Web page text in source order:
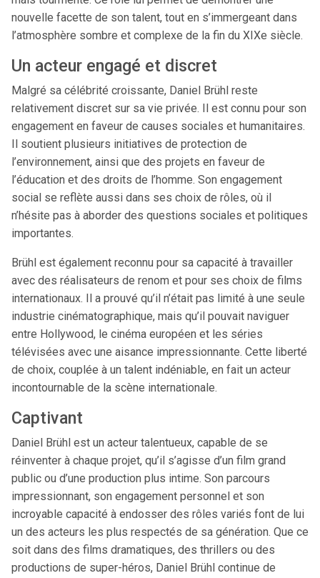
nouvelle facette de son talent, tout en s’immergeant dans
l’atmosphère sombre et complexe de la fin du XIXe siècle.
Un acteur engagé et discret
Malgré sa célébrité croissante, Daniel Brühl reste
relativement discret sur sa vie privée. Il est connu pour son
engagement en faveur de causes sociales et humanitaires.
Il soutient plusieurs initiatives de protection de
l’environnement, ainsi que des projets en faveur de
l’éducation et des droits de l’homme. Son engagement
social se reflète aussi dans ses choix de rôles, où il
n’hésite pas à aborder des questions sociales et politiques
importantes.
Brühl est également reconnu pour sa capacité à travailler
avec des réalisateurs de renom et pour ses choix de films
internationaux. Il a prouvé qu’il n’était pas limité à une seule
industrie cinématographique, mais qu’il pouvait naviguer
entre Hollywood, le cinéma européen et les séries
télévisées avec une aisance impressionnante. Cette liberté
de choix, couplée à un talent indéniable, en fait un acteur
incontournable de la scène internationale.
Captivant
Daniel Brühl est un acteur talentueux, capable de se
réinventer à chaque projet, qu’il s’agisse d’un film grand
public ou d’une production plus intime. Son parcours
impressionnant, son engagement personnel et son
incroyable capacité à endosser des rôles variés font de lui
un des acteurs les plus respectés de sa génération. Que ce
soit dans des films dramatiques, des thrillers ou des
productions de super-héros, Daniel Brühl continue de